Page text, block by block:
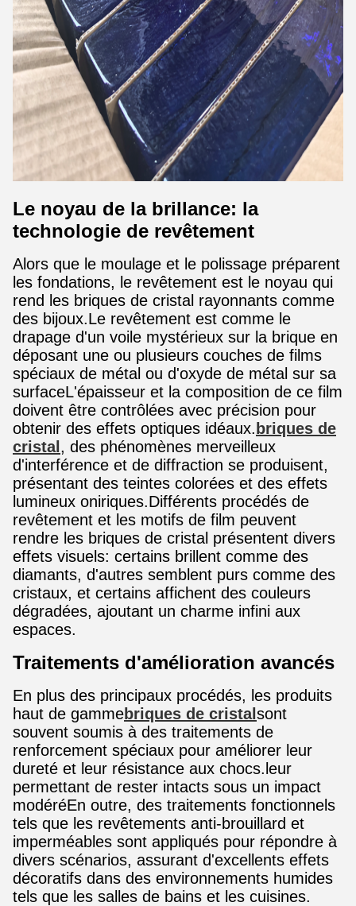
Le noyau de la brillance: la
technologie de revêtement
Alors que le moulage et le polissage préparent
les fondations, le revêtement est le noyau qui
rend les briques de cristal rayonnants comme
des bijoux.Le revêtement est comme le
drapage d'un voile mystérieux sur la brique en
déposant une ou plusieurs couches de films
spéciaux de métal ou d'oxyde de métal sur sa
surfaceL'épaisseur et la composition de ce film
doivent être contrôlées avec précision pour
obtenir des effets optiques idéaux. briques de
cristal , des phénomènes merveilleux
d'interférence et de diffraction se produisent,
présentant des teintes colorées et des effets
lumineux oniriques.Différents procédés de
revêtement et les motifs de film peuvent
rendre les briques de cristal présentent divers
effets visuels: certains brillent comme des
diamants, d'autres semblent purs comme des
cristaux, et certains affichent des couleurs
dégradées, ajoutant un charme infini aux
espaces.
Traitements d'amélioration avancés
En plus des principaux procédés, les produits
haut de gammebriques de cristal sont
souvent soumis à des traitements de
renforcement spéciaux pour améliorer leur
dureté et leur résistance aux chocs.leur
permettant de rester intacts sous un impact
modéréEn outre, des traitements fonctionnels
tels que les revêtements anti-brouillard et
imperméables sont appliqués pour répondre à
divers scénarios, assurant d'excellents effets
décoratifs dans des environnements humides
tels que les salles de bains et les cuisines.